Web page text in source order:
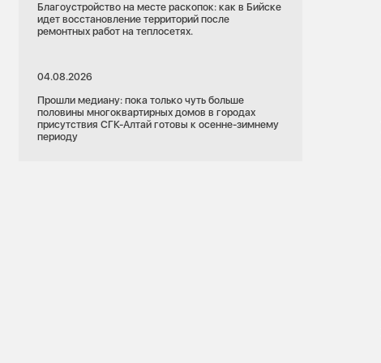
Благоустройство на месте раскопок: как в Бийске
идет восстановление территорий после
ремонтных работ на теплосетях.
04.08.2026
Прошли медиану: пока только чуть больше
половины многоквартирных домов в городах
присутствия СГК-Алтай готовы к осенне-зимнему
периоду